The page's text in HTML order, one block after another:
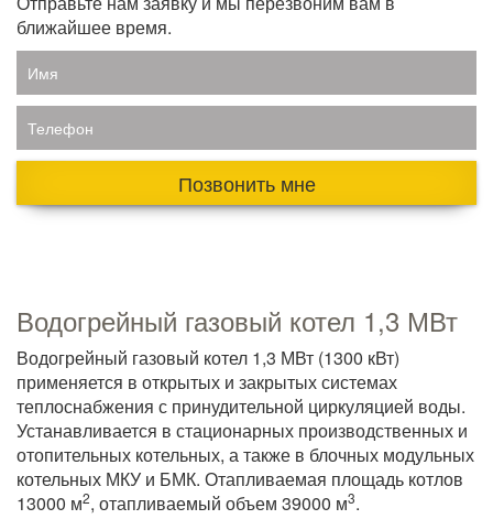
ближайшее время.
Имя
Телефон
Позвонить мне
Водогрейный газовый котел 1,3 МВт
Водогрейный газовый котел 1,3 МВт (1300 кВт)
применяется в открытых и закрытых системах
теплоснабжения с принудительной циркуляцией воды.
Устанавливается в стационарных производственных и
отопительных котельных, а также в блочных модульных
котельных МКУ и БМК. Отапливаемая площадь котлов
13000 м2, отапливаемый объем 39000 м3.